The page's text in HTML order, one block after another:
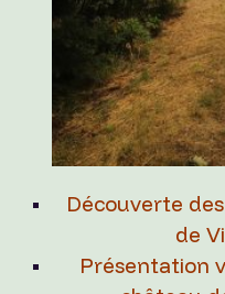
Découverte
de
Présentation